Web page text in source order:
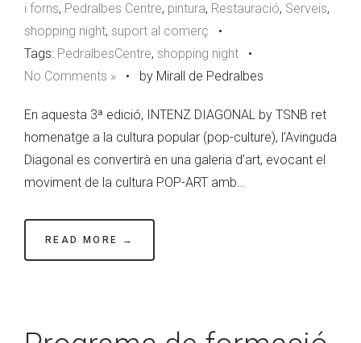
i forns, Pedralbes Centre, pintura, Restauració, Serveis,
shopping night, suport al comerç •
Tags: PedralbesCentre, shopping night •
No Comments » • by Mirall de Pedralbes
En aquesta 3ª edició, INTENZ DIAGONAL by TSNB ret
homenatge a la cultura popular (pop-culture), l’Avinguda
Diagonal es convertirà en una galeria d’art, evocant el
moviment de la cultura POP-ART amb…
READ MORE →